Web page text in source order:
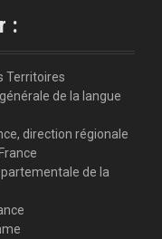
:
Territoires
de la langue
direction régionale
de la